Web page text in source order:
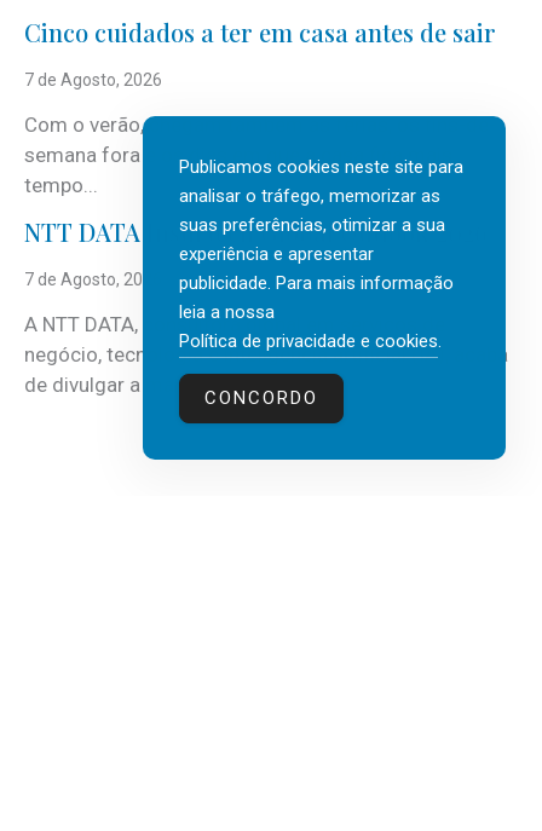
Cinco cuidados a ter em casa antes de sair
7 de Agosto, 2026
Com o verão, chegam também as férias, os fins-de-
semana fora e os dias em que a casa fica mais
tempo...
NTT DATA Insurtech Global Outlook 2026
7 de Agosto, 2026
A NTT DATA, consultora global em serviços de
negócio, tecnologia e inteligência artificial (IA), acaba
de divulgar a mais recente...
Publicamos cookies neste site para
analisar o tráfego, memorizar as
suas preferências, otimizar a sua
experiência e apresentar
publicidade. Para mais informação
leia a nossa
Política de privacidade e cookies.
CONCORDO